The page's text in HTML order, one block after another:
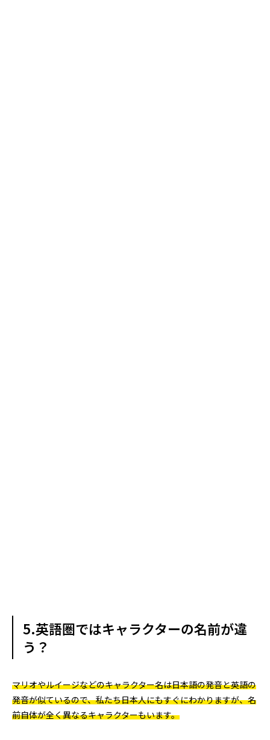
5.英語圏ではキャラクターの名前が違
う？
マリオやルイージなどのキャラクター名は日本語の発音と英語の
発音が似ているので、私たち日本人にもすぐにわかりますが、名
前自体が全く異なるキャラクターもいます。